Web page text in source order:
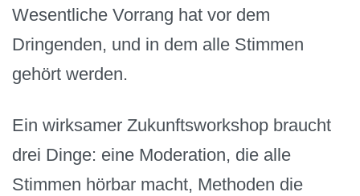
Wesentliche Vorrang hat vor dem
Dringenden, und in dem alle Stimmen
gehört werden.
Ein wirksamer Zukunftsworkshop braucht
drei Dinge: eine Moderation, die alle
Stimmen hörbar macht, Methoden die